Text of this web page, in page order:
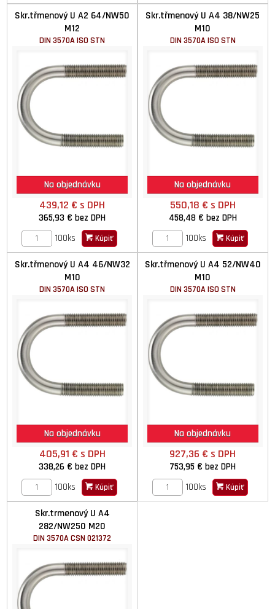
Skr.třmenový U A2 64/NW50
M12
DIN 3570A ISO STN
Na objednávku
439,12 €s DPH
365,93 €bez DPH
100ks
Kúpiť
Skr.třmenový U A4 38/NW25
M10
DIN 3570A ISO STN
Na objednávku
550,18 € s DPH
458,48 € bez DPH
100ks
Kúpiť
Skr.třmenový U A4 46/NW32
M10
DIN 3570A ISO STN
Na objednávku
405,91 € s DPH
338,26 €bez DPH
100ks
Kúpiť
Skr.třmenový U A4 52/NW40
M10
DIN 3570A ISO STN
Na objednávku
927,36 €s DPH
753,95 €bez DPH
100ks
Kúpiť
Skr.trmenový U A4
282/NW250 M20
DIN 3570A CSN 021372